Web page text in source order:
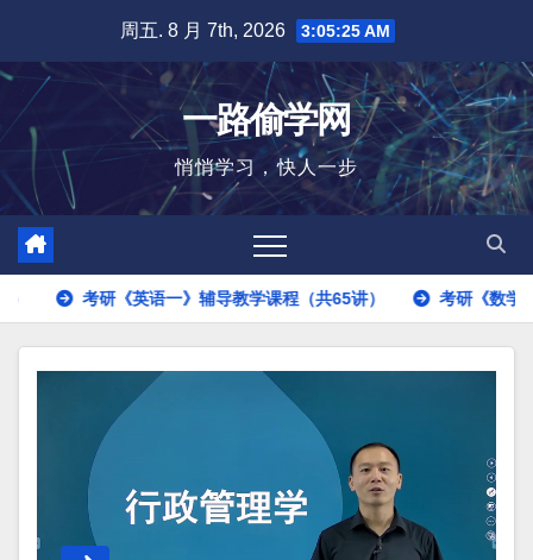
内
容
周五. 8 月 7th, 2026 3:05:27 AM
一路偷学网
悄悄学习，快人一步
辅导教学课程（共65讲） 考研《数学三》辅导教学课程（共85